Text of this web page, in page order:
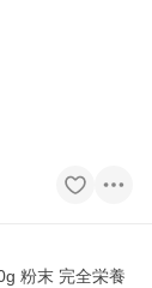
粉末 完全栄養